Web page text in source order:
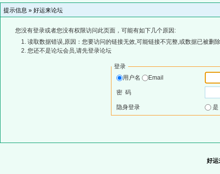
提示信息 » 好运来论坛
您没有登录或者您没有权限访问此页面，可能有如下几个原因:
读取数据错误,原因：您要访问的链接无效,可能链接不完整,或数据已被删
您还不是论坛会员,请先登录论坛
登录
用户名
Email
密 码
隐身登录
好